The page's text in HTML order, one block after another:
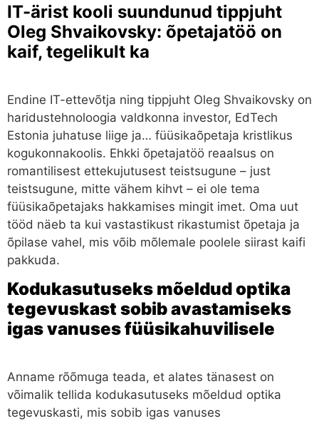
IT-ärist kooli suundunud tippjuht
Oleg Shvaikovsky: õpetajatöö on
kaif, tegelikult ka
Endine IT-ettevõtja ning tippjuht Oleg Shvaikovsky on
haridustehnoloogia valdkonna investor, EdTech
Estonia juhatuse liige ja… füüsikaõpetaja kristlikus
kogukonnakoolis. Ehkki õpetajatöö reaalsus on
romantilisest ettekujutusest teistsugune – just
teistsugune, mitte vähem kihvt – ei ole tema
füüsikaõpetajaks hakkamises mingit imet. Oma uut
tööd näeb ta kui vastastikust rikastumist õpetaja ja
õpilase vahel, mis võib mõlemale poolele siirast kaifi
pakkuda.
Kodukasutuseks mõeldud optika
tegevuskast sobib avastamiseks
igas vanuses füüsikahuvilisele
Anname rõõmuga teada, et alates tänasest on
võimalik tellida kodukasutuseks mõeldud optika
tegevuskasti, mis sobib igas vanuses